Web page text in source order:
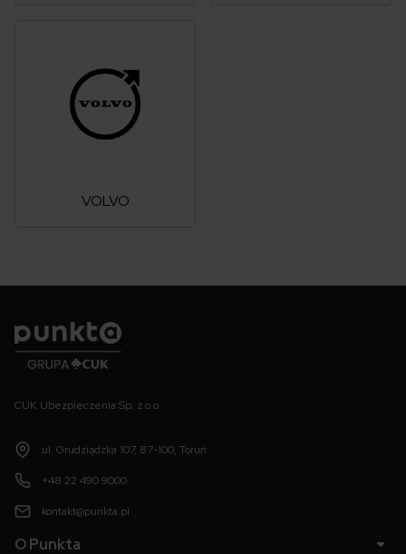
VOLVO
CUK Ubezpieczenia Sp. z o.o.
ul. Grudziądzka 107, 87-100, Toruń
+48 22 490 9000
kontakt@punkta.pl
O Punkta